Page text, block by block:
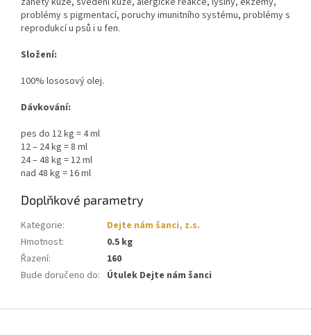
problémy s pigmentací, poruchy imunitního systému, problémy s
reprodukcí u psů i u fen.
Složení:
100% lososový olej.
Dávkování:
pes do 12 kg = 4 ml
12 – 24 kg = 8 ml
24 – 48 kg = 12 ml
nad 48 kg = 16 ml
Doplňkové parametry
Kategorie:
Dejte nám šanci, z.s.
Hmotnost:
0.5 kg
Řazení:
160
Bude doručeno do: Útulek Dejte nám šanci